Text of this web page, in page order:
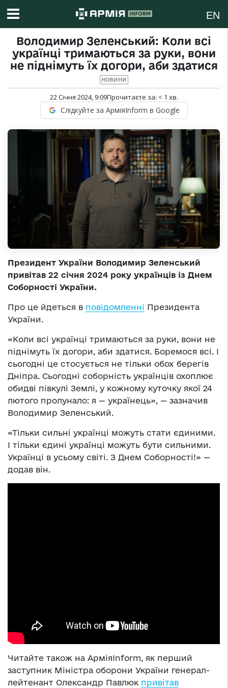
EN
Володимир Зеленський: Коли всі
українці тримаються за руки, вони
не піднімуть їх догори, аби здатися
НОВИНИ
22 Січня 2024, 9:09Прочитаєте за: < 1 хв.
Слідкуйте за АрміяInform в Google
Президент України Володимир Зеленський
привітав 22 січня 2024 року українців із Днем
Соборності України.
Про це йдеться в повідомленні Президента
України.
«Коли всі українці тримаються за руки, вони не
піднімуть їх догори, аби здатися. Боремося всі. І
сьогодні це стосується не тільки обох берегів
Дніпра. Сьогодні соборність українців охоплює
обидві півкулі Землі, у кожному куточку якої 24
лютого пролунало: я — українець», — зазначив
Володимир Зеленський.
«Тільки сильні українці можуть стати єдиними.
І тільки єдині українці можуть бути сильними.
Українці в усьому світі. З Днем Соборності!» —
додав він.
Читайте також на АрміяInform, як перший
заступник Міністра оборони України генерал-
лейтенант Олександр Павлюк привітав